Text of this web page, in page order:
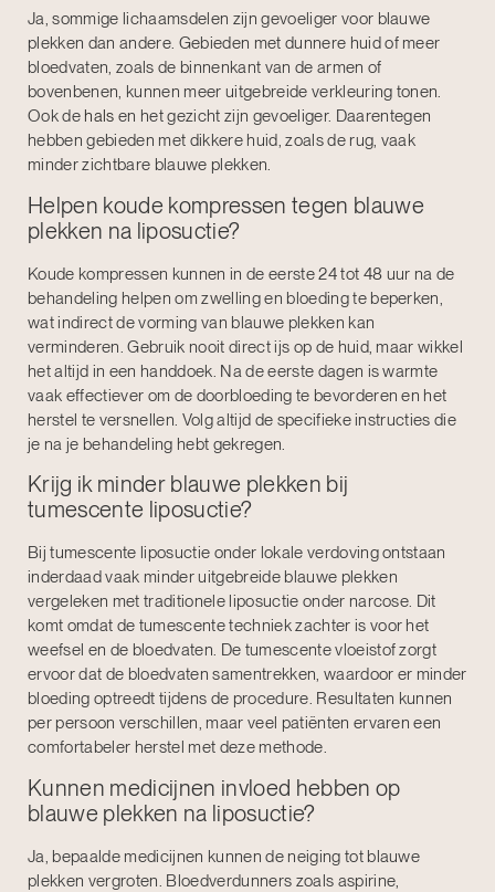
Ja, sommige lichaamsdelen zijn gevoeliger voor blauwe
plekken dan andere. Gebieden met dunnere huid of meer
bloedvaten, zoals de binnenkant van de armen of
bovenbenen, kunnen meer uitgebreide verkleuring tonen.
Ook de hals en het gezicht zijn gevoeliger. Daarentegen
hebben gebieden met dikkere huid, zoals de rug, vaak
minder zichtbare blauwe plekken.
Helpen koude kompressen tegen blauwe
plekken na liposuctie?
Koude kompressen kunnen in de eerste 24 tot 48 uur na de
behandeling helpen om zwelling en bloeding te beperken,
wat indirect de vorming van blauwe plekken kan
verminderen. Gebruik nooit direct ijs op de huid, maar wikkel
het altijd in een handdoek. Na de eerste dagen is warmte
vaak effectiever om de doorbloeding te bevorderen en het
herstel te versnellen. Volg altijd de specifieke instructies die
je na je behandeling hebt gekregen.
Krijg ik minder blauwe plekken bij
tumescente liposuctie?
Bij tumescente liposuctie onder lokale verdoving ontstaan
inderdaad vaak minder uitgebreide blauwe plekken
vergeleken met traditionele liposuctie onder narcose. Dit
komt omdat de tumescente techniek zachter is voor het
weefsel en de bloedvaten. De tumescente vloeistof zorgt
ervoor dat de bloedvaten samentrekken, waardoor er minder
bloeding optreedt tijdens de procedure. Resultaten kunnen
per persoon verschillen, maar veel patiënten ervaren een
comfortabeler herstel met deze methode.
Kunnen medicijnen invloed hebben op
blauwe plekken na liposuctie?
Ja, bepaalde medicijnen kunnen de neiging tot blauwe
plekken vergroten. Bloedverdunners zoals aspirine,